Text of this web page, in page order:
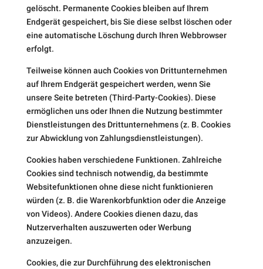
gelöscht. Permanente Cookies bleiben auf Ihrem
Endgerät gespeichert, bis Sie diese selbst löschen oder
eine automatische Löschung durch Ihren Webbrowser
erfolgt.
Teilweise können auch Cookies von Drittunternehmen
auf Ihrem Endgerät gespeichert werden, wenn Sie
unsere Seite betreten (Third-Party-Cookies). Diese
ermöglichen uns oder Ihnen die Nutzung bestimmter
Dienstleistungen des Drittunternehmens (z. B. Cookies
zur Abwicklung von Zahlungsdienstleistungen).
Cookies haben verschiedene Funktionen. Zahlreiche
Cookies sind technisch notwendig, da bestimmte
Websitefunktionen ohne diese nicht funktionieren
würden (z. B. die Warenkorbfunktion oder die Anzeige
von Videos). Andere Cookies dienen dazu, das
Nutzerverhalten auszuwerten oder Werbung
anzuzeigen.
Cookies, die zur Durchführung des elektronischen